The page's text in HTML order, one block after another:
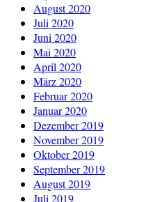
August 2020
Juli 2020
Juni 2020
Mai 2020
April 2020
März 2020
Februar 2020
Januar 2020
Dezember 2019
November 2019
Oktober 2019
September 2019
August 2019
Juli 2019